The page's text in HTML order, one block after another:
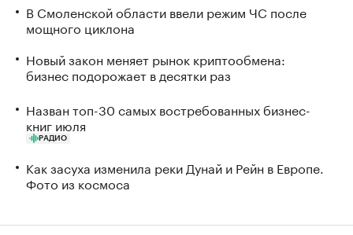
В Смоленской области ввели режим ЧС после
мощного циклона
Новый закон меняет рынок криптообмена:
бизнес подорожает в десятки раз
Назван топ-30 самых востребованных бизнес-
книг июля
РАДИО
Как засуха изменила реки Дунай и Рейн в Европе.
Фото из космоса